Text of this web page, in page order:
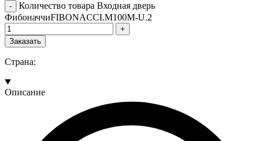
Количество товара Входная дверь
ФибоначчиFIBONACCI.M100M-U.2
Заказать
Страна:
Описание